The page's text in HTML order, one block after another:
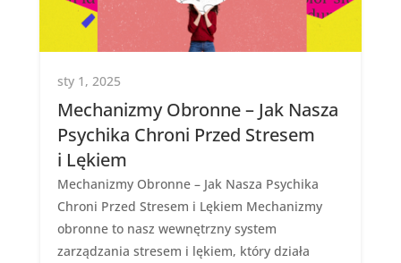
Mechanizmy Obronne – Jak Nasza
Psychika Chroni Przed Stresem
i Lękiem
sty 1, 2025
Mechanizmy Obronne – Jak Nasza Psychika
Chroni Przed Stresem i Lękiem Mechanizmy
obronne to nasz wewnętrzny system
zarządzania stresem i lękiem, który działa